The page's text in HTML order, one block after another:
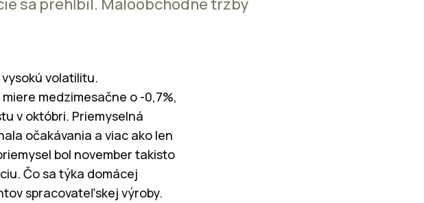
sa prehĺbil. Maloobchodné tržby
volatilitu.
medzimesačne o -0,7%,
v októbri. Priemyselná
očakávania a viac ako len
bol november takisto
Čo sa týka domácej
spracovateľskej výroby.